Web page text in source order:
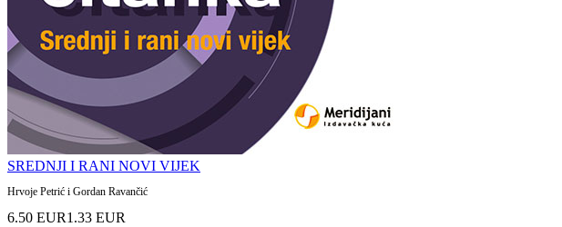
SREDNJI I RANI NOVI VIJEK
Hrvoje Petrić i Gordan Ravančić
6.50 EUR1.33 EUR